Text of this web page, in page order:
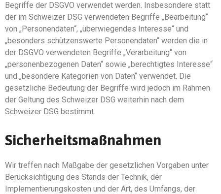
Begriffe der DSGVO verwendet werden. Insbesondere statt
der im Schweizer DSG verwendeten Begriffe „Bearbeitung“
von „Personendaten“, „überwiegendes Interesse“ und
„besonders schützenswerte Personendaten“ werden die in
der DSGVO verwendeten Begriffe „Verarbeitung“ von
„personenbezogenen Daten“ sowie „berechtigtes Interesse“
und „besondere Kategorien von Daten“ verwendet. Die
gesetzliche Bedeutung der Begriffe wird jedoch im Rahmen
der Geltung des Schweizer DSG weiterhin nach dem
Schweizer DSG bestimmt.
Sicherheitsmaßnahmen
Wir treffen nach Maßgabe der gesetzlichen Vorgaben unter
Berücksichtigung des Stands der Technik, der
Implementierungskosten und der Art, des Umfangs, der